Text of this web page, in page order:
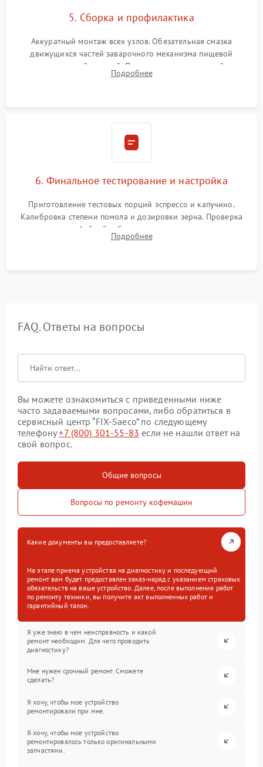
5. Сборка и профилактика
Аккуратный монтаж всех узлов. Обязательная смазка
движущихся частей заварочного механизма пищевой
силиконовой смазкой. Проведение программной
декальцинации и очистки системы от кофейных масел.
Подробнее
6. Финальное тестирование и настройка
Приготовление тестовых порций эспрессо и капучино.
Калибровка степени помола и дозировки зерна. Проверка
плотности кофейной таблетки, температуры напитка и
качества молочной пены. Контроль отсутствия посторонних
Подробнее
FAQ. Ответы на вопросы
Вы можете ознакомиться с приведенными ниже
часто задаваемыми вопросами, либо обратиться в
сервисный центр “FIX-Saeco” по следующему
телефону+7 (800) 301-55-83 если не нашли ответ на
свой вопрос.
Общие вопросы
Вопросы по ремонту кофемашин
Какие документы вы предоставляете?
На этапе приема устройства на диагностику и последующий
ремонт вам будет предоставлен заказ-наряд с указанием страховых
обязательств на ваше устройство. Далее, после выполнения работ
по ремонту техники, вы получите акт выполненных работ и
гарантийный талон.
Я уже знаю в чем неисправность и какой
ремонт необходим. Для чего проводить
диагностику?
Мне нужен срочный ремонт. Сможете
сделать?
Я хочу, чтобы мое устройство
ремонтировали при мне.
Я хочу, чтобы мое устройство
ремонтировалось только оригинальными
запчастями.